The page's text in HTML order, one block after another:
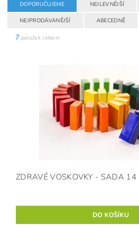
DOPORUČUJEME NEJLEVNĚJŠÍ
NEJPRODÁVANĚJŠÍ ABECEDNĚ
7 položek celkem
ZDRAVÉ VOSKOVKY - SADA 14